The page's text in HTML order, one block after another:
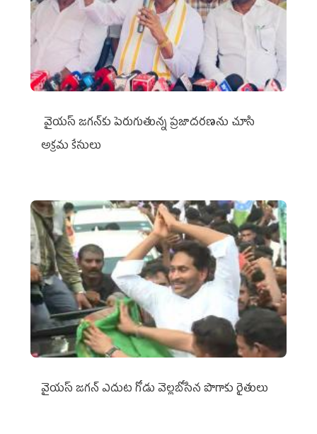
వైయ‌స్ జగన్‌కు పెరుగుతున్న ప్రజాదరణను చూసి
అక్రమ కేసులు
వైయ‌స్‌ జగన్ ఎదుట గోడు వెల్లబోసిన పొగాకు రైతులు